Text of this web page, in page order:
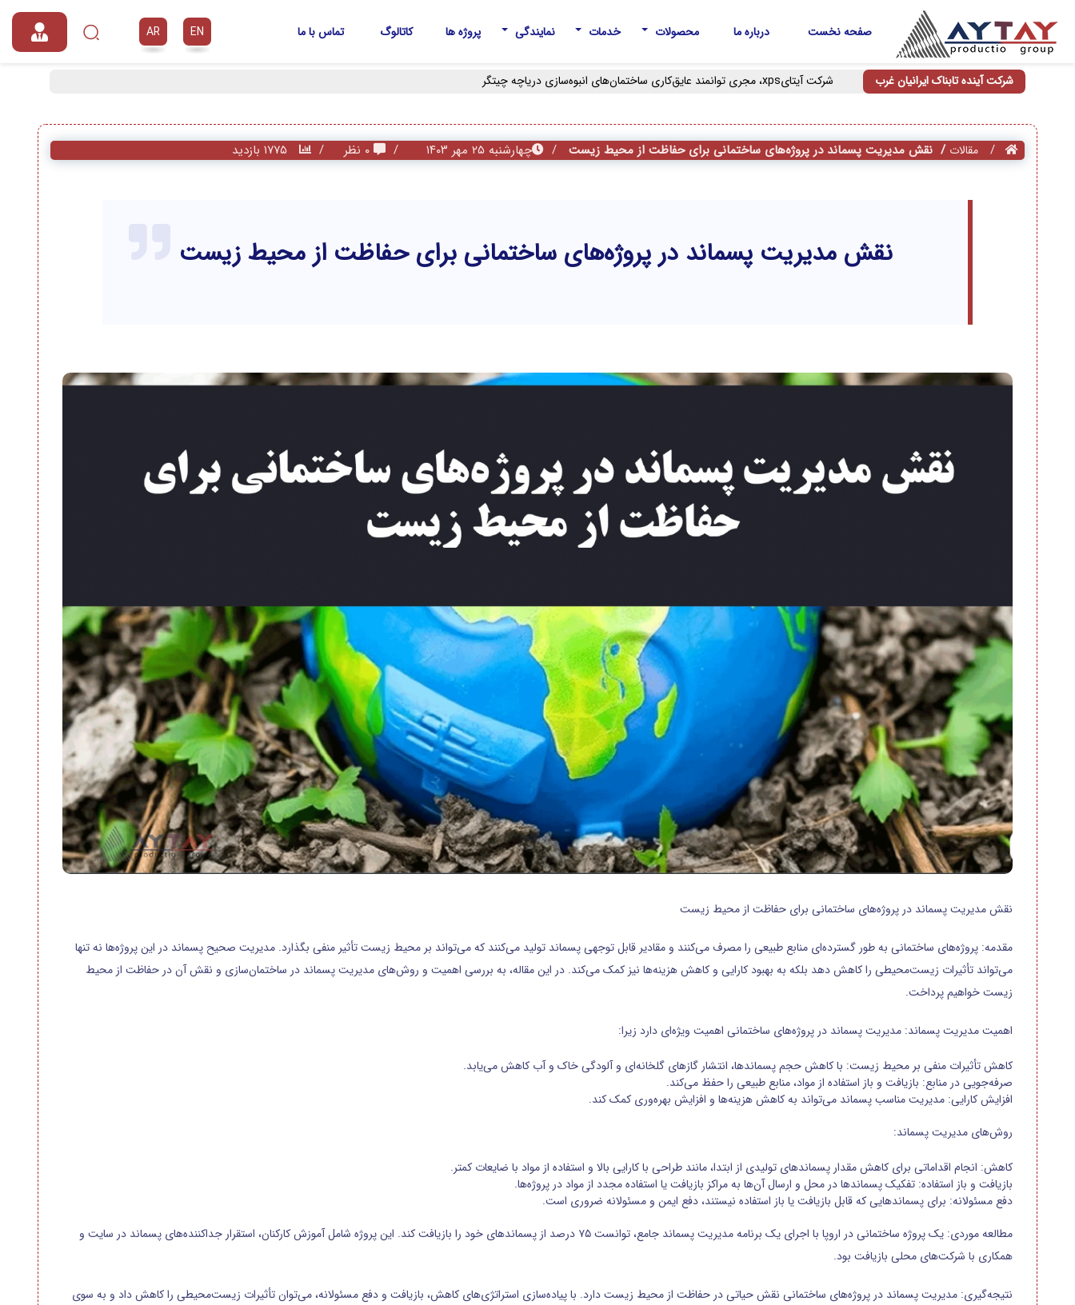
صفحه نخست درباره ما محصولات خدمات نمایندگی پروژه ها کاتالوگ تماس با ما EN
AR
شرکت آینده تابناک ایرانیان غرب شرکت آیتایxps، مجری توانمند عایق‌کاری ساختمان‌های انبوه‌سازی دریاچه چیتگر
مقالات نقش مدیریت پسماند در پروژه‌های ساختمانی برای حفاظت از محیط زیست چهار‌شنبه ۲۵ مهر ۱۴۰۳
نقش مدیریت پسماند در پروژه‌های ساختمانی برای حفاظت از محیط زیست
نقش مدیریت پسماند در پروژه‌های ساختمانی برای حفاظت از محیط زیست
مقدمه: پروژه‌های ساختمانی به طور گسترده‌ای منابع طبیعی را مصرف می‌کنند و مقادیر قابل توجهی پسماند تولید می‌کنند که می‌تواند بر محیط زیست تأثیر منفی بگذارد. مدیریت صحیح پسماند در این پروژه‌ها نه تنها
می‌تواند تأثیرات زیست‌محیطی را کاهش دهد بلکه به بهبود کارایی و کاهش هزینه‌ها نیز کمک می‌کند. در این مقاله، به بررسی اهمیت و روش‌های مدیریت پسماند در ساختمان‌سازی و نقش آن در حفاظت از محیط
زیست خواهیم پرداخت.
اهمیت مدیریت پسماند: مدیریت پسماند در پروژه‌های ساختمانی اهمیت ویژه‌ای دارد زیرا:
کاهش تأثیرات منفی بر محیط زیست: با کاهش حجم پسماندها، انتشار گازهای گلخانه‌ای و آلودگی خاک و آب کاهش می‌یابد.
صرفه‌جویی در منابع: بازیافت و باز استفاده از مواد، منابع طبیعی را حفظ می‌کند.
افزایش کارایی: مدیریت مناسب پسماند می‌تواند به کاهش هزینه‌ها و افزایش بهره‌وری کمک کند.
روش‌های مدیریت پسماند:
کاهش: انجام اقداماتی برای کاهش مقدار پسماندهای تولیدی از ابتدا، مانند طراحی با کارایی بالا و استفاده از مواد با ضایعات کمتر.
بازیافت و باز استفاده: تفکیک پسماندها در محل و ارسال آن‌ها به مراکز بازیافت یا استفاده مجدد از مواد در پروژه‌ها.
دفع مسئولانه: برای پسماندهایی که قابل بازیافت یا باز استفاده نیستند، دفع ایمن و مسئولانه ضروری است.
مطالعه موردی: یک پروژه ساختمانی در اروپا با اجرای یک برنامه مدیریت پسماند جامع، توانست ۷۵ درصد از پسماندهای خود را بازیافت کند. این پروژه شامل آموزش کارکنان، استقرار جداکننده‌های پسماند در سایت و
همکاری با شرکت‌های محلی بازیافت بود.
نتیجه‌گیری: مدیریت پسماند در پروژه‌های ساختمانی نقش حیاتی در حفاظت از محیط زیست دارد. با پیاده‌سازی استراتژی‌های کاهش، بازیافت و دفع مسئولانه، می‌توان تأثیرات زیست‌محیطی را کاهش داد و به سوی